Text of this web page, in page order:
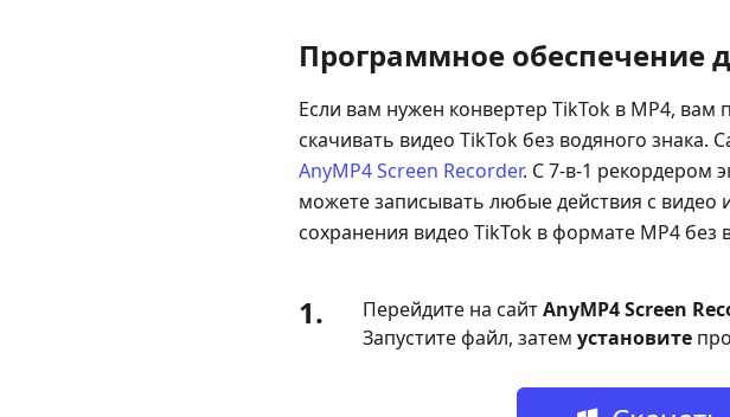
Программное обеспечение
Если вам нужен конвертер TikTok в MP4,
скачивать видео TikTok без водяного
AnyMP4 Screen Recorder. С 7-в-1 рекордером
можете записывать любые действия с видео
сохранения видео TikTok в формате MP4 без
1. Перейдите на сайтAnyMP4 Screen
Запустите файл, затем установите